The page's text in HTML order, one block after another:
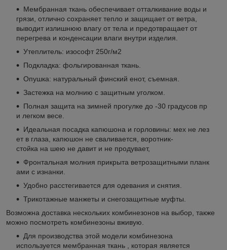
Мембранная ткань обеспечивает отталкивание воды и
грязи, отлично сохраняет тепло и защищает от ветра,
выводит излишнюю влагу от тела и предотвращает от
перегрева и конденсации влаги внутри изделия.
Утеплитель: изософт 250г/м2
Подкладка: фольгированная ткань.
Опушка: натуральный финский енот, съемная.
Застежка на молнию с защитным уголком.
Полная защита на зимней прогулке до -30 градусов пр
и легком весе.
Идеальная посадка капюшона и горловины: мех не лез
ет в глаза, капюшон не сваливается, воротник-
стойка на шею не давит и не продувает,
Фронтальная молния прикрыта ветрозащитными планк
ами с изнанки.
Удобно расстегивается для одевания и снятия.
Трикотажные манжеты и снегозащитные муфты.
Возможна доставка нескольких комбинезонов на выбор, также
можно посмотреть комбинезоны вживую.
Для производства этой модели комбинезона
используется мембранная ткань , которая является